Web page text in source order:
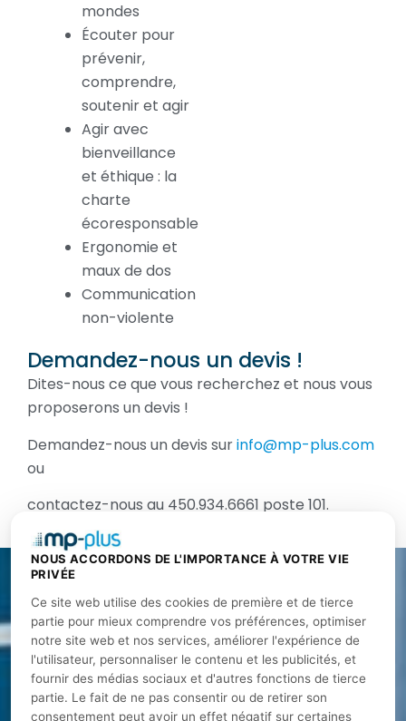
mondes
Écouter pour
prévenir,
comprendre,
soutenir et agir
Agir avec
bienveillance
et éthique : la
charte
écoresponsable
Ergonomie et
maux de dos
Communication
non-violente
Demandez-nous un devis !
Dites-nous ce que vous recherchez et nous vous
proposerons un devis !
Demandez-nous un devis surinfo@mp-plus.com
ou
contactez-nous au 450.934.6661 poste 101.
À PROPOS
MP Plus offre des formations pour les avocats,
notaires, ingénieurs, conseillers en ressources
humaines Formations certifiées Barreau, CNQ,
NOUS ACCORDONS DE L'IMPORTANCE À VOTRE VIE
PRIVÉE
Ce site web utilise des cookies de première et de tierce
partie pour mieux comprendre vos préférences, optimiser
notre site web et nos services, améliorer l'expérience de
l'utilisateur, personnaliser le contenu et les publicités, et
fournir des médias sociaux et d'autres fonctions de tierce
partie. Le fait de ne pas consentir ou de retirer son
consentement peut avoir un effet négatif sur certaines